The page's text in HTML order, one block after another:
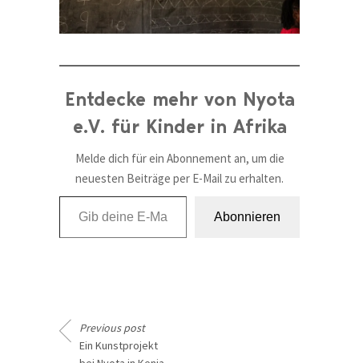
Entdecke mehr von Nyota
e.V. für Kinder in Afrika
Melde dich für ein Abonnement an, um die
neuesten Beiträge per E-Mail zu erhalten.
Gib deine E-Mail-Adresse ein ...
Abonnieren
Previous post
Ein Kunstprojekt